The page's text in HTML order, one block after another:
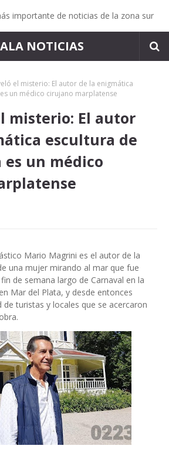
importante de noticias de la zona sur
NOTICIAS
el misterio: El autor de la enigmática
un médico cirujano marplatense
misterio: El autor
escultura de
es un médico
Mario Magrini es el autor de la
una mujer mirando al mar que fue
de semana largo de Carnaval en la
Mar del Plata, y desde entonces
de turistas y locales que se acercaron